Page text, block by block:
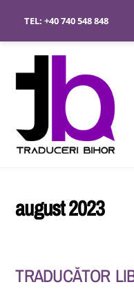
content
TEL: +40 740 548 848
august 2023
TRADUCĂTOR